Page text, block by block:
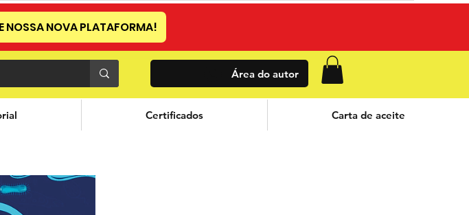
Área do autor
NOSSA NOVA PLATAFORMA!
Certificados Carta de aceite